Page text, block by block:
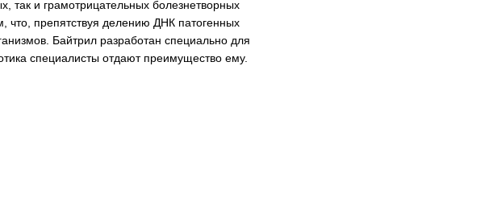
так и грамотрицательных болезнетворных
что, препятствуя делению ДНК патогенных
Байтрил разработан специально для
специалисты отдают преимущество ему.